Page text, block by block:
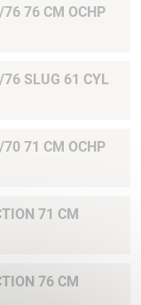
76 CM OCHP
SLUG 61 CYL
71 CM OCHP
71 CM
76 CM